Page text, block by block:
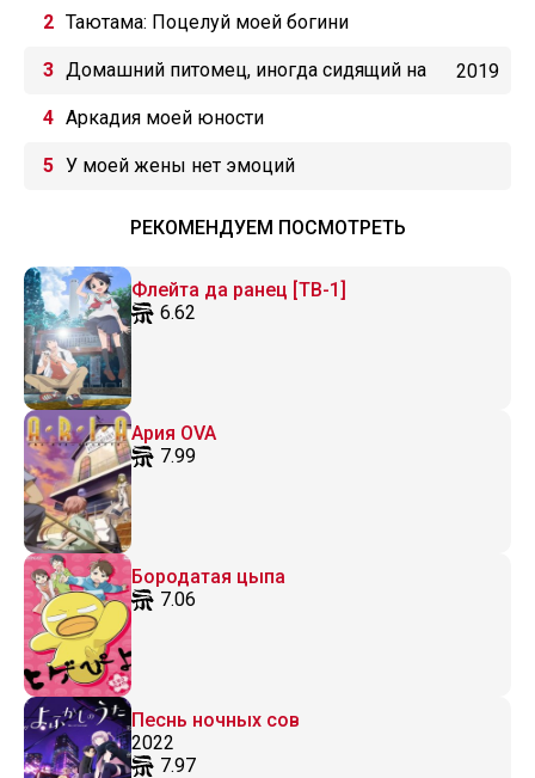
Таютама: Поцелуй моей богини
Домашний питомец, иногда сидящий на
моей голове
2019
Аркадия моей юности
У моей жены нет эмоций
РЕКОМЕНДУЕМ ПОСМОТРЕТЬ
Флейта да ранец [ТВ-1]
6.62
Ария OVA
7.99
Бородатая цыпа
7.06
Песнь ночных сов
2022
7.97